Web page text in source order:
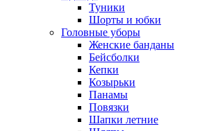
Туники
Шорты и юбки
Головные уборы
Женские банданы
Бейсболки
Кепки
Козырьки
Панамы
Повязки
Шапки летние